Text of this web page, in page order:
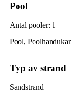
Pool
Antal pooler: 1
Pool,
Typ av strand
Sandstrand